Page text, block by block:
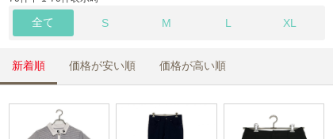
全て S M L XL
新着順 価格が安い順 価格が高い順